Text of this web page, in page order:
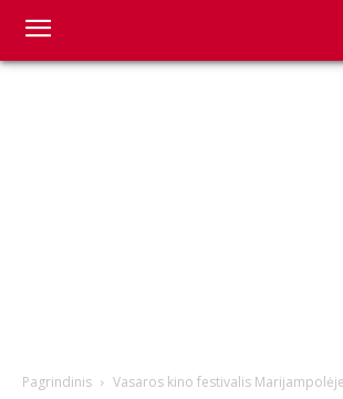
Pagrindinis Vasaros kino festivalis Marijampolėje